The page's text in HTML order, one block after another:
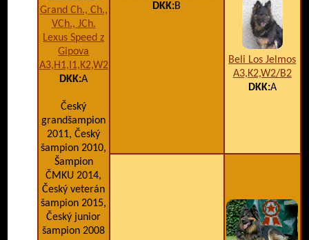
Grand Ch., Ch.,
VCh., JCh.
Lexus Speed z
Gipova
A3,H1,I1,K2,W2
DKK:A
Český
grandšampion
2011, Český
šampion 2010,
Šampion
ČMKU 2014,
Český veterán
šampion 2015,
Český junior
šampion 2008
DKK:B
Beli Los Jelmos
A3,K2,W2/B2
DKK:A